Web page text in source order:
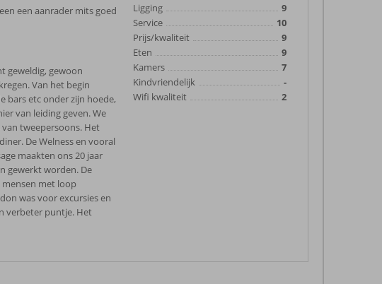
een aanrader mits goed
geweldig, gewoon
Van het begin
bars etc onder zijn hoede,
van leiding geven. We
tweepersoons. Het
De Welness en vooral
maakten ons 20 jaar
gewerkt worden. De
met loop
was voor excursies en
verbeter puntje. Het
Ligging
9
Service
10
Prijs/kwaliteit
9
Eten
9
Kamers
7
Kindvriendelijk
-
Wifi kwaliteit
2